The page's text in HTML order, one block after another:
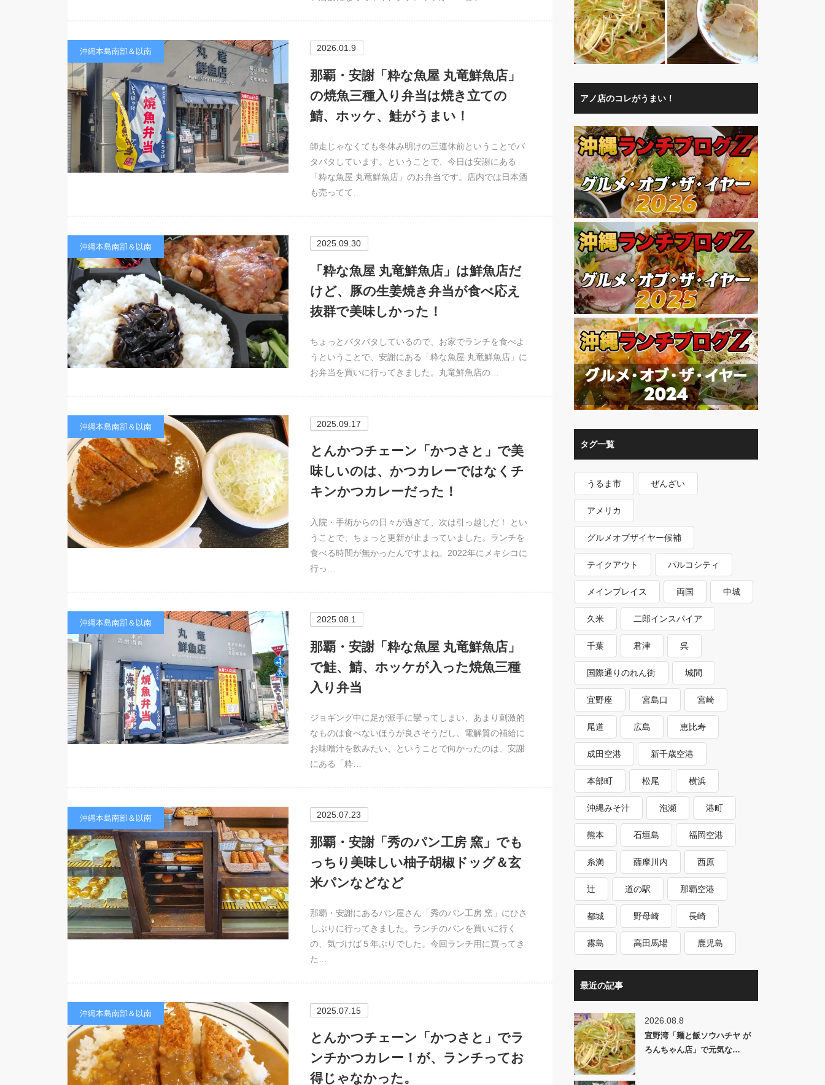
沖縄本島南部＆以南 2026.01.9
那覇・安謝「粋な魚屋 丸竜鮮魚店」
の焼魚三種入り弁当は焼き立ての
鯖、ホッケ、鮭がうまい！
師走じゃなくても冬休み明けの三連休前ということでバ
タバタしています。ということで、今日は安謝にある
「粋な魚屋 丸竜鮮魚店」のお弁当です。店内では日本酒
も売ってて…
沖縄本島南部＆以南 2025.09.30
「粋な魚屋 丸竜鮮魚店」は鮮魚店だ
けど、豚の生姜焼き弁当が食べ応え
抜群で美味しかった！
ちょっとバタバタしているので、お家でランチを食べよ
うということで、安謝にある「粋な魚屋 丸竜鮮魚店」に
お弁当を買いに行ってきました。丸竜鮮魚店の…
沖縄本島南部＆以南 2025.09.17
とんかつチェーン「かつさと」で美
味しいのは、かつカレーではなくチ
キンかつカレーだった！
入院・手術からの日々が過ぎて、次は引っ越しだ！ とい
うことで、ちょっと更新が止まっていました。ランチを
食べる時間が無かったんですよね。2022年にメキシコに
行っ…
沖縄本島南部＆以南 2025.08.1
那覇・安謝「粋な魚屋 丸竜鮮魚店」
で鮭、鯖、ホッケが入った焼魚三種
入り弁当
ジョギング中に足が派手に攣ってしまい、あまり刺激的
なものは食べないほうが良さそうだし、電解質の補給に
お味噌汁を飲みたい、ということで向かったのは、安謝
にある「粋…
沖縄本島南部＆以南 2025.07.23
那覇・安謝「秀のパン工房 窯」でも
っちり美味しい柚子胡椒ドッグ＆玄
米パンなどなど
那覇・安謝にあるパン屋さん「秀のパン工房 窯」にひさ
しぶりに行ってきました。ランチのパンを買いに行く
の、気づけば５年ぶりでした。今回ランチ用に買ってき
た…
沖縄本島南部＆以南 2025.07.15
とんかつチェーン「かつさと」でラ
ンチかつカレー！が、ランチってお
得じゃなかった。
アノ店のコレがうまい！
タグ一覧
うるま市 ぜんざい
アメリカ
グルメオブザイヤー候補
テイクアウト パルコシティ
メインプレイス 両国 中城
久米 二郎インスパイア
千葉 君津 呉
国際通りのれん街 城間
宜野座 宮島口 宮崎
尾道 広島 恵比寿
成田空港 新千歳空港
本部町 松尾 横浜
沖縄みそ汁 泡瀬 港町
熊本 石垣島 福岡空港
糸満 薩摩川内 西原
辻 道の駅 那覇空港
都城 野母崎 長崎
霧島 高田馬場 鹿児島
最近の記事
2026.08.8
宜野湾「麺と飯ソウハチヤ が
ろんちゃん店」で元気な…